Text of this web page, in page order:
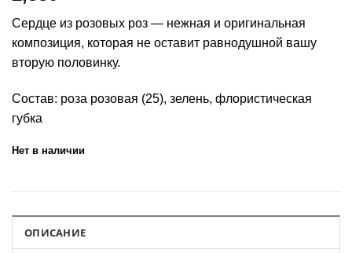
Сердце из розовых роз — нежная и оригинальная
композиция, которая не оставит равнодушной вашу
вторую половинку.
Состав: роза розовая (25), зелень, флористическая
губка
Нет в наличии
ОПИСАНИЕ